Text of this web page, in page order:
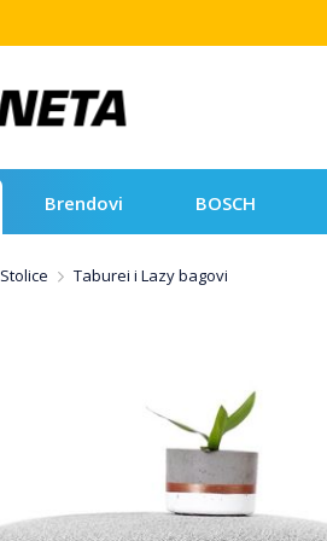
Brendovi BOSCH
Stolice Taburei i Lazy bagovi